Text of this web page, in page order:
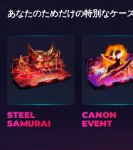
あなたのためだけの特別なケー
STEEL
SAMURAI
CANON
EVENT